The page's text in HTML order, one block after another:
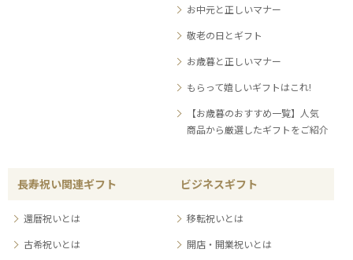
お中元と正しいマナー
敬老の日とギフト
お歳暮と正しいマナー
もらって嬉しいギフトはこれ!
【お歳暮のおすすめ一覧】人気
商品から厳選したギフトをご紹介
長寿祝い関連ギフト
還暦祝いとは
古希祝いとは
ビジネスギフト
移転祝いとは
開店・開業祝いとは